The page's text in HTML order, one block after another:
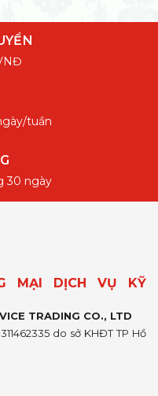
tuần
30 ngày
MẠI DỊCH VỤ KỸ
TRADING CO., LTD
do sở KHĐT TP Hồ